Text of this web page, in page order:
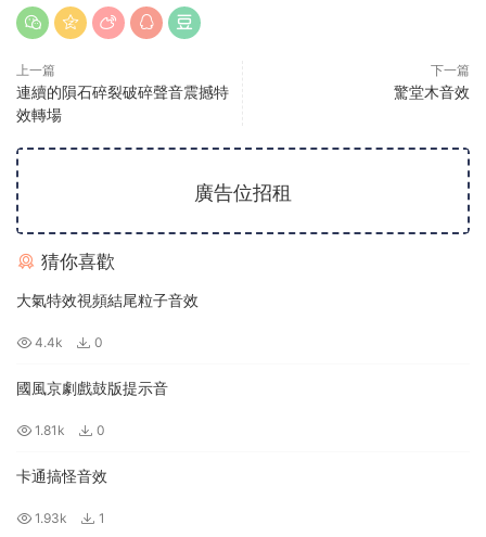
上一篇
連續的隕石碎裂破碎聲音震撼特
效轉場
下一篇
驚堂木音效
廣告位招租
猜你喜歡
大氣特效視頻結尾粒子音效
4.4k 0
國風京劇戲鼓版提示音
1.81k 0
卡通搞怪音效
1.93k 1